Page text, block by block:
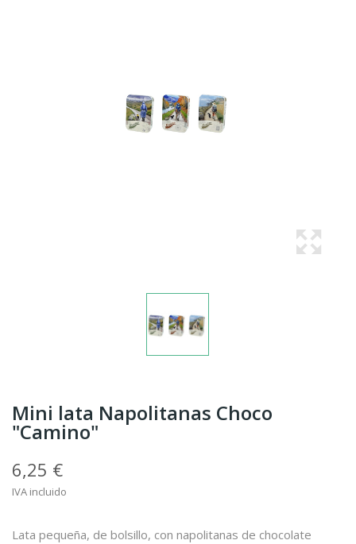
Mini lata Napolitanas Choco
"Camino"
6,25 €
IVA incluido
Lata pequeña, de bolsillo, con napolitanas de chocolate